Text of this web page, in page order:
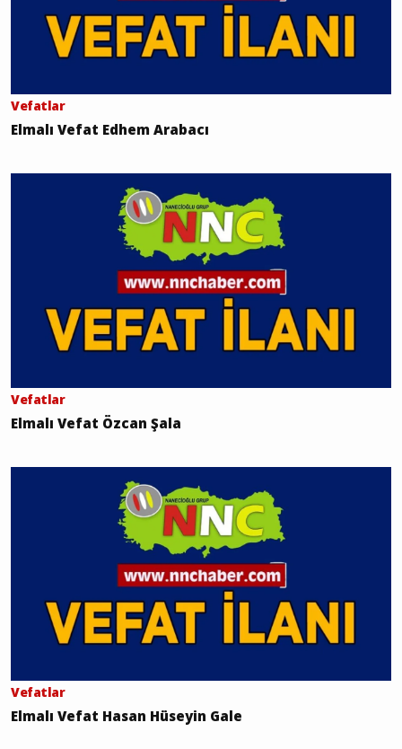
Vefatlar
Elmalı Vefat Edhem Arabacı
Vefatlar
Elmalı Vefat Özcan Şala
Vefatlar
Elmalı Vefat Hasan Hüseyin Gale